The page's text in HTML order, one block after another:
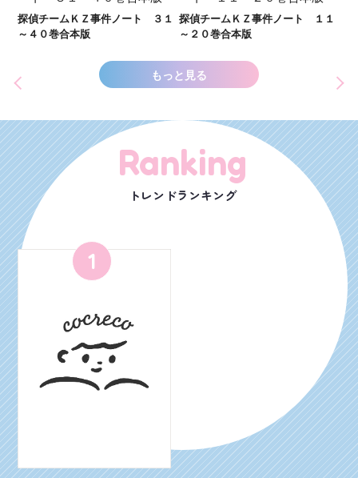
探偵チームＫＺ事件ノート ３１
～４０巻合本版
探偵チームＫＺ事件ノート １１
～２０巻合本版
もっと見る
Ranking
トレンドランキング
1